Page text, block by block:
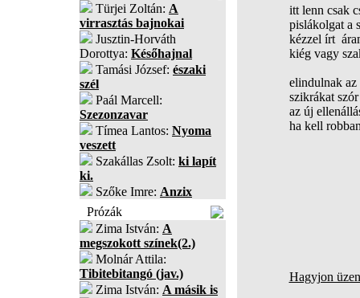
Türjei Zoltán: A
virrasztás bajnokai
Jusztin-Horváth
Dorottya: Későhajnal
Tamási József: északi
szél
Paál Marcell:
Szezonzavar
Tímea Lantos: Nyoma
veszett
Szakállas Zsolt: ki lapít
ki.
Szőke Imre: Anzix
Prózák
Zima István: A
megszokott színek(2.)
Molnár Attila:
Tibitebitangó (jav.)
Zima István: A másik is
itt lenn csak
pislákolgat a
kézzel írt
kiég vagy
elindulnak az
szikrákat
az új
ha kell
Hagyjon